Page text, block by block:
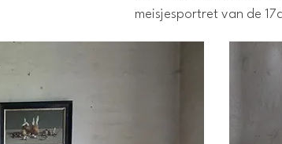
meisjesportret van de